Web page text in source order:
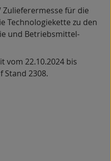
Zulieferermesse für die
Technologiekette zu den
und Betriebsmittel-
vom 22.10.2024 bis
Stand 2308.